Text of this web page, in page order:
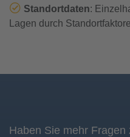
Standortdaten:
Lagen durch
Haben Sie mehr